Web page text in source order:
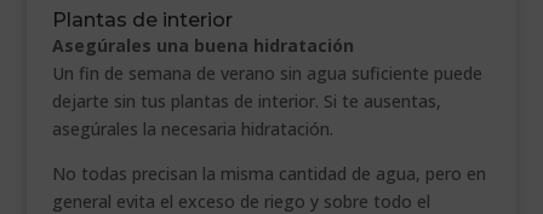
Plantas de interior
Asegúrales una buena hidratación
Un fin de semana de verano sin agua suficiente puede
dejarte sin tus plantas de interior. Si te ausentas,
asegúrales la necesaria hidratación.
No todas precisan la misma cantidad de agua, pero en
general evita el exceso de riego y sobre todo el